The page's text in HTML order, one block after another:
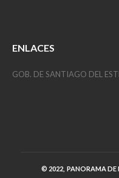
ENLACES
GOB. DE SANTIAGO DEL
© 2022, PANORAMA DE